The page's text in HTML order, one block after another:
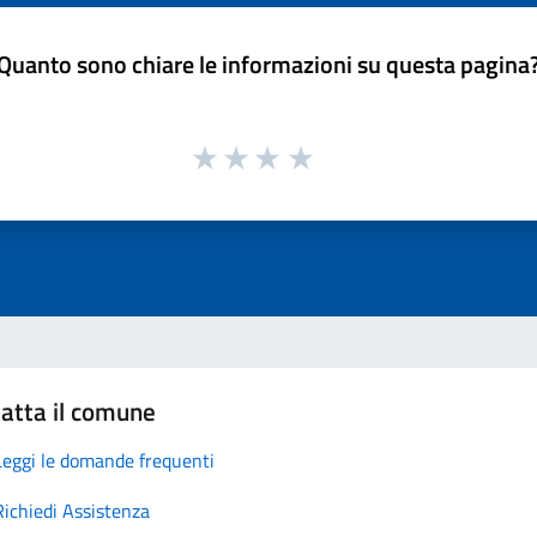
sono chiare le informazioni su questa
il comune
le domande frequenti
Assistenza